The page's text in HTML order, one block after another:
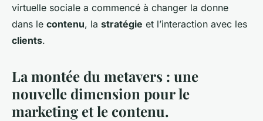
virtuelle sociale a commencé à changer la donne
dans le contenu, la stratégie et l’interaction avec les
clients.
La montée du metavers : une
nouvelle dimension pour le
marketing et le contenu.